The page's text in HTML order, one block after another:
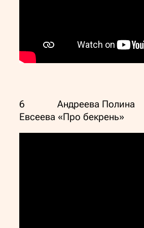
6 Андреева
Евсеева «Про бекрень»